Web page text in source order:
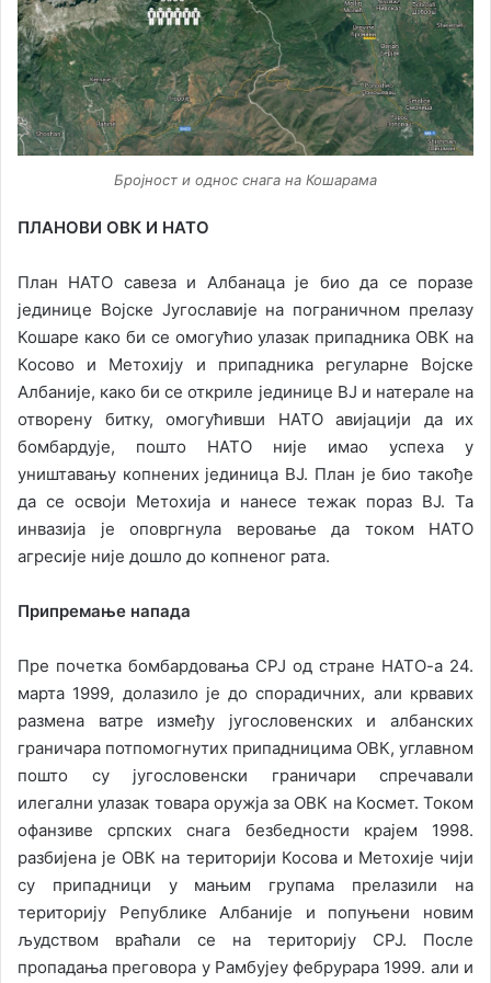
Бројност и однос снага на Кошарама
ПЛАНОВИ ОВК И НАТО
План НАТО савеза и Албанаца је био да се поразе
јединице Војске Југославије на пограничном прелазу
Кошаре како би се омогућио улазак припадника ОВК на
Косово и Метохију и припадника регуларне Војске
Албаније, како би се откриле јединице ВЈ и натерале на
отворену битку, омогућивши НАТО авијацији да их
бомбардује, пошто НАТО није имао успеха у
уништавању копнених јединица ВЈ. План је био такође
да се освоји Метохија и нанесе тежак пораз ВЈ. Та
инвазија је оповргнула веровање да током НАТО
агресије није дошло до копненог рата.
Припремање напада
Пре почетка бомбардовања СРЈ од стране НАТО-а 24.
марта 1999, долазило је до спорадичних, али крвавих
размена ватре између југословенских и албанских
граничара потпомогнутих припадницима ОВК, углавном
пошто су југословенски граничари спречавали
илегални улазак товара оружја за ОВК на Космет. Током
офанзиве српских снага безбедности крајем 1998.
разбијена је ОВК на територији Косова и Метохије чији
су припадници у мањим групама прелазили на
територију Републике Албаније и попуњени новим
људством враћали се на територију СРЈ. После
пропадања преговора у Рамбујеу фебрурара 1999. али и